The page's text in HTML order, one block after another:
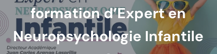
formation d’Expert en
Neuropsychologie Infantile